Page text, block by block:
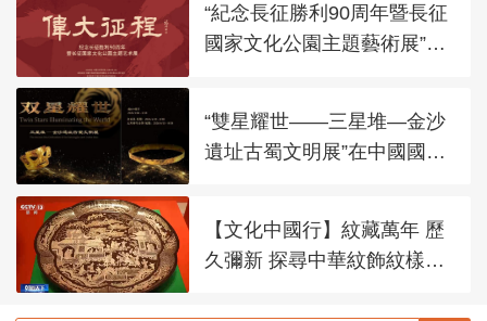
“紀念長征勝利90周年暨長征
國家文化公園主題藝術展”在
“雙星耀世——三星堆—金沙
遺址古蜀文明展”在中國國家
【文化中國行】紋藏萬年 歷
久彌新 探尋中華紋飾紋樣之